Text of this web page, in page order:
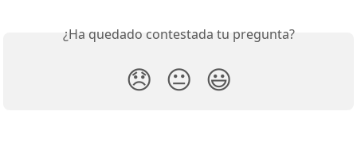
¿Ha quedado contestada tu pregunta?
😞 😐 😃